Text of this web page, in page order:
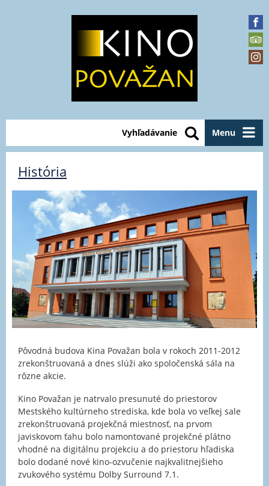
Menu
Vyhľadávanie
História
Pôvodná budova Kina Považan bola v rokoch 2011-2012
zrekonštruovaná a dnes slúži ako spoločenská sála na
rôzne akcie.
Kino Považan je natrvalo presunuté do priestorov
Mestského kultúrneho strediska, kde bola vo veľkej sale
zrekonštruovaná projekčná miestnosť, na prvom
javiskovom ťahu bolo namontované projekčné plátno
vhodné na digitálnu projekciu a do priestoru hľadiska
bolo dodané nové kino-ozvučenie najkvalitnejšieho
zvukového systému Dolby Surround 7.1.